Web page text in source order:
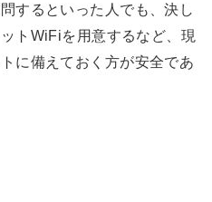
するといった人でも、決し
トWiFiを用意するなど、現
に備えておく方が安全であ